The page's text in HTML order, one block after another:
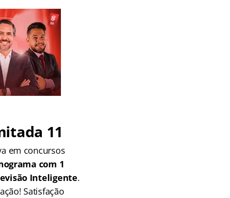
11
em concursos
com 1
Inteligente.
Satisfação